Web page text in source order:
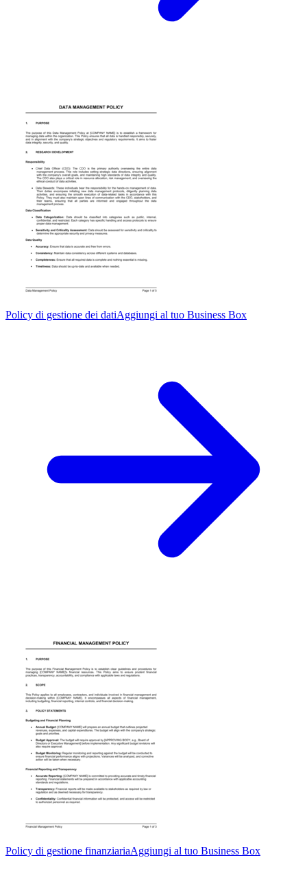
Policy di gestione dei datiAggiungi al tuo Business Box
Policy di gestione finanziariaAggiungi al tuo Business Box